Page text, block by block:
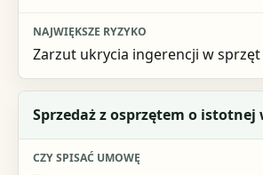
Zarzut ukrycia ingerencji w sprzęt
Sprzedaż z osprzętem o istotnej